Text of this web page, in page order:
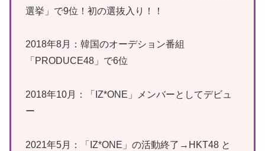
選挙」で9位！初の選抜入り！！
2018年8月：韓国のオーデション番組
「PRODUCE48」で6位
2018年10月：「IZ*ONE」メンバーとしてデビュ
ー
2021年5月：「IZ*ONE」の活動終了→HKT48 と